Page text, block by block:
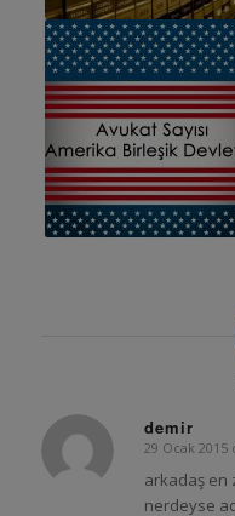
demir
says:
29 Ocak 2015
arkadaş en
nerdeyse